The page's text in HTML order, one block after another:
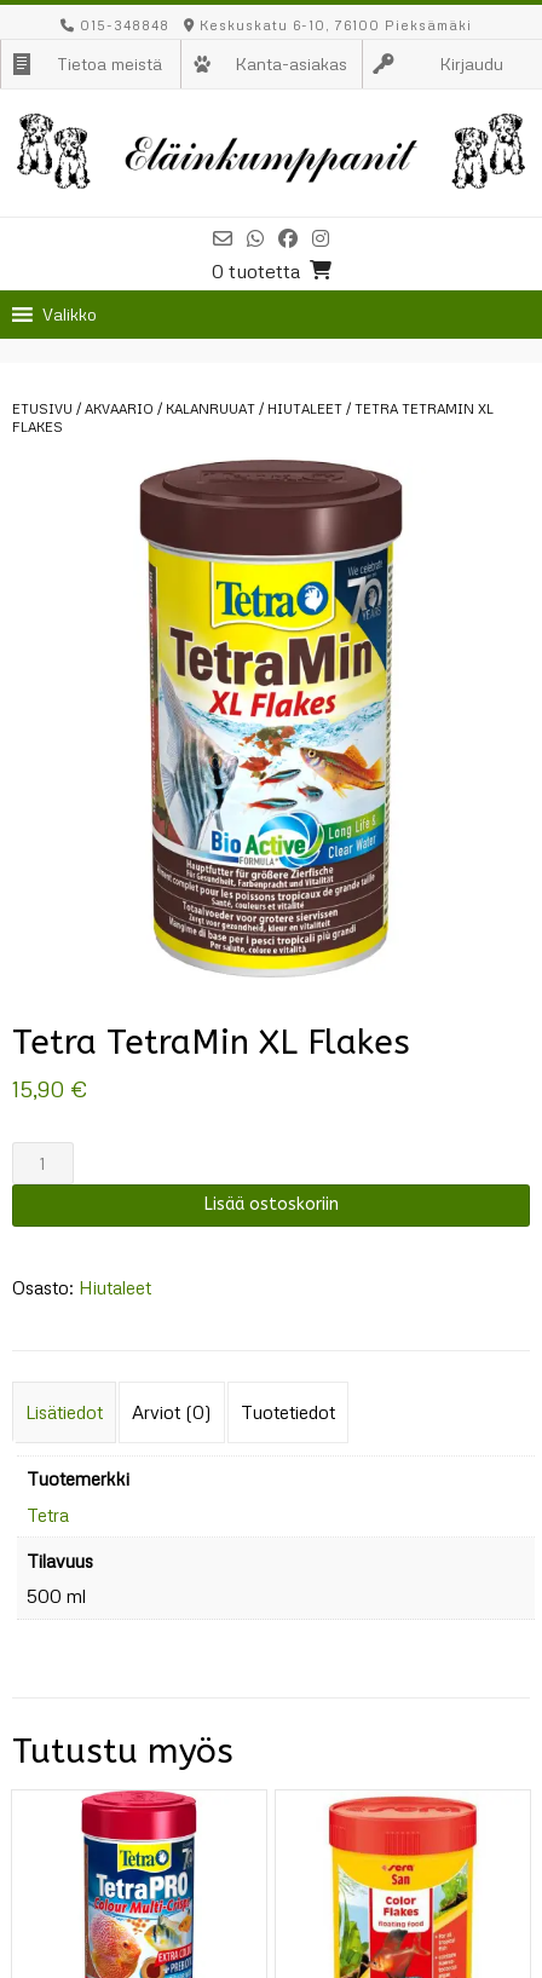
to
content
015-348848 Keskuskatu 6-10, 76100 Pieksämäki
Tietoa meistä Kanta-asiakas Kirjaudu
0 tuotetta
Valikko
ETUSIVU / AKVAARIO / KALANRUUAT / HIUTALEET / TETRA TETRAMIN XL
FLAKES
Tetra TetraMin XL Flakes
15,90 €
Tetra
TetraMin
Lisää ostoskoriin
Osasto: Hiutaleet
Lisätiedot Arviot (0) Tuotetiedot
Tuotemerkki
Tetra
Tilavuus
500 ml
Tutustu myös